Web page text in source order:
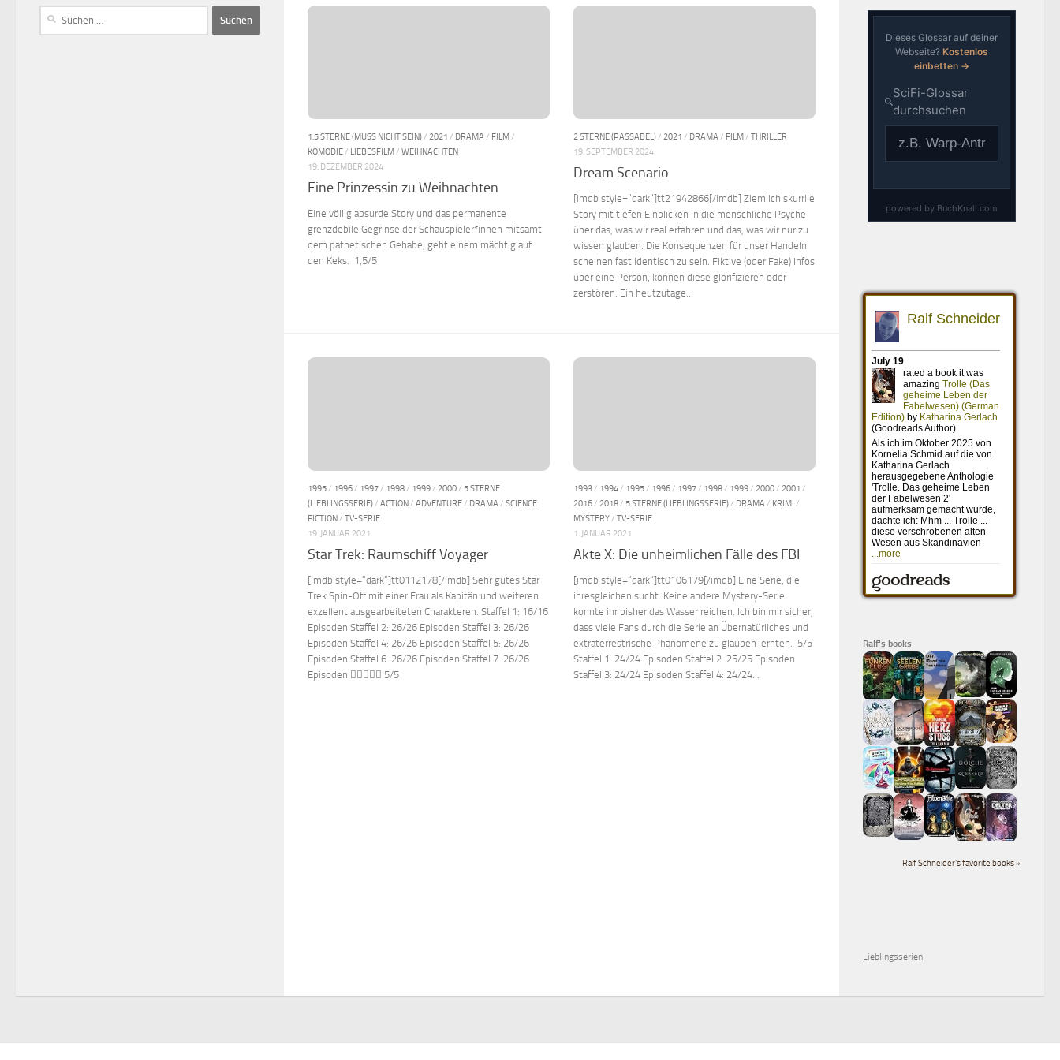
1.5 STERNE (MUSS NICHT SEIN)/ 2021 / DRAMA / FILM/
KOMÖDIE/ LIEBESFILM/ WEIHNACHTEN
19. DEZEMBER 2024
Eine Prinzessin zu Weihnachten
Eine völlig absurde Story und das permanente
grenzdebile Gegrinse der Schauspieler*innen mitsamt
dem pathetischen Gehabe, geht einem mächtig auf
den Keks. 1,5/5
2 STERNE (PASSABEL)/ 2021 / DRAMA / FILM/ THRILLER
19. SEPTEMBER 2024
Dream Scenario
[imdb style=“dark“]tt21942866[/imdb] Ziemlich skurrile
Story mit tiefen Einblicken in die menschliche Psyche
über das, was wir real erfahren und das, was wir nur zu
wissen glauben. Die Konsequenzen für unser Handeln
scheinen fast identisch zu sein. Fiktive (oder Fake) Infos
über eine Person, können diese glorifizieren oder
zerstören. Ein heutzutage...
1995/ 1996/ 1997/ 1998/ 1999/ 2000/ 5 STERNE
(LIEBLINGSSERIE)/ ACTION/ ADVENTURE/ DRAMA / SCIENCE
FICTION/ TV-SERIE
19. JANUAR 2021
Star Trek: Raumschiff Voyager
[imdb style=“dark“]tt0112178[/imdb] Sehr gutes Star
Trek Spin-Off mit einer Frau als Kapitän und weiteren
exzellent ausgearbeiteten Charakteren. Staffel 1: 16/16
Episoden Staffel 2: 26/26 Episoden Staffel 3: 26/26
Episoden Staffel 4: 26/26 Episoden Staffel 5: 26/26
Episoden Staffel 6: 26/26 Episoden Staffel 7: 26/26
Episoden  5/5
1993/ 1994/ 1995/ 1996/ 1997/ 1998/ 1999/ 2000/ 2001 /
2016/ 2018/ 5 STERNE (LIEBLINGSSERIE)/ DRAMA / KRIMI /
MYSTERY/ TV-SERIE
1. JANUAR 2021
Akte X: Die unheimlichen Fälle des FBI
[imdb style=“dark“]tt0106179[/imdb] Eine Serie, die
ihresgleichen sucht. Keine andere Mystery-Serie
konnte ihr bisher das Wasser reichen. Ich bin mir sicher,
dass viele Fans durch die Serie an Übernatürliches und
extraterrestrische Phänomene zu glauben lernten. 5/5
Staffel 1: 24/24 Episoden Staffel 2: 25/25 Episoden
Staffel 3: 24/24 Episoden Staffel 4: 24/24...
Ralf's books
Ralf Schneider's favorite books »
Lieblingsserien